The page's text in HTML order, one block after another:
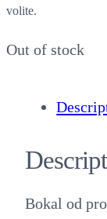
volite.
Out of stock
Bokal od